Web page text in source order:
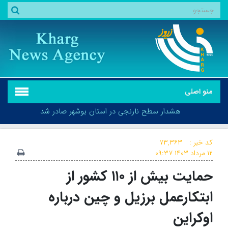
منو اصلی
هشدار سطح نارنجی در استان بوشهر صادر شد
هشدار سطح نارنجی در استان بوشهر صادر شد
کد خبر :
۷۳,۳۶۳
۱۲ مرداد ۱۴۰۳
۰۹:۳۷
حمایت بیش از ۱۱۰ کشور از
ابتکارعمل برزیل و چین درباره
اوکراین